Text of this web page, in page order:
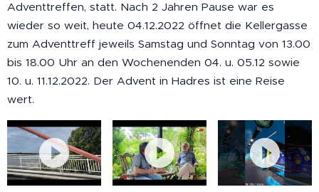
Adventtreffen, statt. Nach 2 Jahren Pause war es
wieder so weit, heute 04.12.2022 öffnet die Kellergasse
zum Adventtreff jeweils Samstag und Sonntag von 13.00
bis 18.00 Uhr an den Wochenenden 04. u. 05.12 sowie
10. u. 11.12.2022. Der Advent in Hadres ist eine Reise
wert.